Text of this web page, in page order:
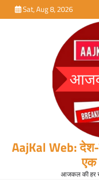
to
Sat, Aug 8, 2026
AajKal Web:
एक
आजकल की हर